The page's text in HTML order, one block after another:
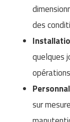
Ustensile de
Vaisselle
Vitrines
des
quelques
sur